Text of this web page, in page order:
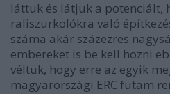
láttuk és látjuk a potenciált,
raliszurkolókra való
száma akár százezres
embereket is be kell hozni
véltük, hogy erre az egyik
magyarországi ERC futam